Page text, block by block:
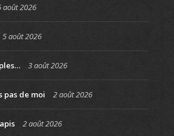
août 2026
5 août 2026
3 août 2026
pas de moi 2 août 2026
2 août 2026